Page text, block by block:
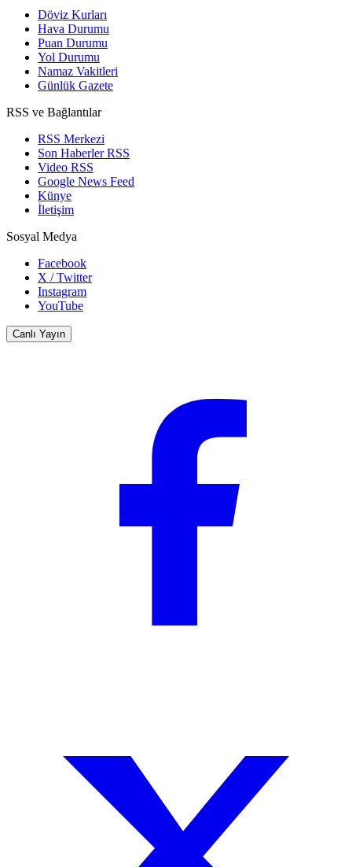
Döviz Kurları
Hava Durumu
Puan Durumu
Yol Durumu
Namaz Vakitleri
Günlük Gazete
RSS ve Bağlantılar
RSS Merkezi
Son Haberler RSS
Video RSS
Google News Feed
Künye
İletişim
Sosyal Medya
Facebook
X / Twitter
Instagram
YouTube
Canlı Yayın